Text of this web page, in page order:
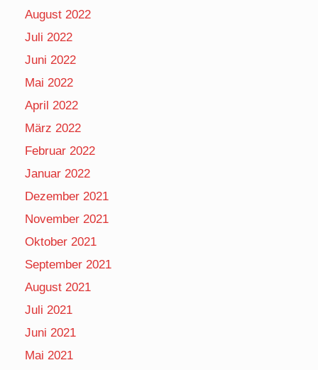
August 2022
Juli 2022
Juni 2022
Mai 2022
April 2022
März 2022
Februar 2022
Januar 2022
Dezember 2021
November 2021
Oktober 2021
September 2021
August 2021
Juli 2021
Juni 2021
Mai 2021